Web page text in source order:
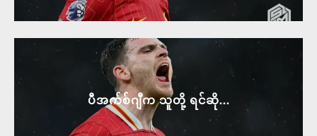
ပီအက်စ်ဂျီက သူတို့ ရင်ဆို...